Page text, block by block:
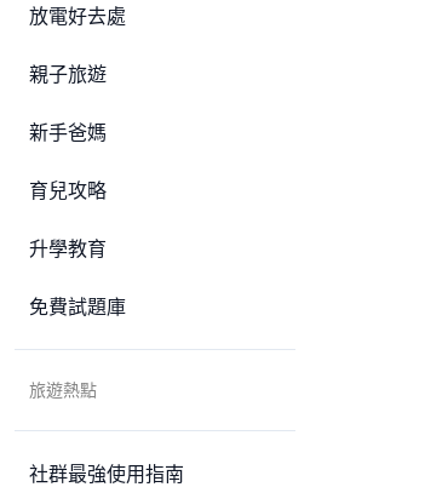
放電好去處
親子旅遊
新手爸媽
育兒攻略
升學教育
免費試題庫
旅遊熱點
社群最強使用指南